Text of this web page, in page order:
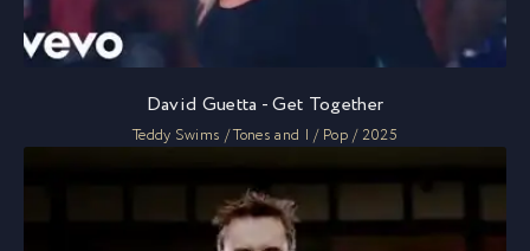
David Guetta - Get Together
Teddy Swims / Tones and I / Pop / 2025